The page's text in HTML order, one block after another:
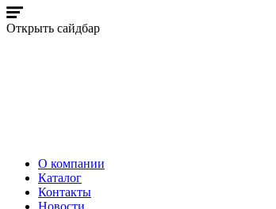
Открыть сайдбар
О компании
Каталог
Контакты